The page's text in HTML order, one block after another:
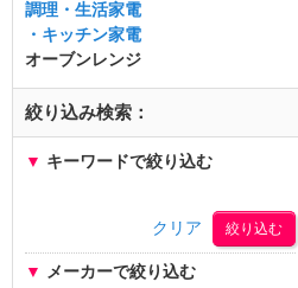
調理・生活家電
・キッチン家電
オーブンレンジ
絞り込み検索：
▼ キーワードで絞り込む
クリア
▼ メーカーで絞り込む